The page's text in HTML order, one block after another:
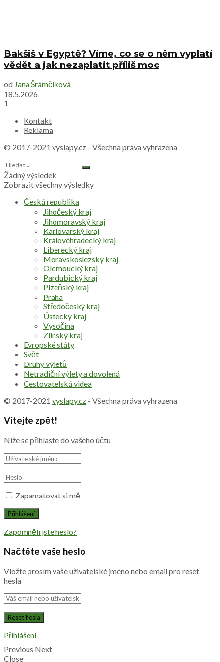
Bakšiš v Egyptě? Víme, co se o něm vyplatí
vědět a jak nezaplatit příliš moc
od Jana Šrámčíková
18.5.2026
1
Kontakt
Reklama
© 2017-2021 vyslapy.cz - Všechna práva vyhrazena
Žádný výsledek
Zobrazit všechny výsledky
Česká republika
Jihočeský kraj
Jihomoravský kraj
Karlovarský kraj
Královéhradecký kraj
Liberecký kraj
Moravskoslezský kraj
Olomoucký kraj
Pardubický kraj
Plzeňský kraj
Praha
Středočeský kraj
Ústecký kraj
Vysočina
Zlínský kraj
Evropské státy
Svět
Druhy výletů
Netradiční výlety a dovolená
Cestovatelská videa
© 2017-2021 vyslapy.cz - Všechna práva vyhrazena
Vítejte zpět!
Níže se přihlaste do vašeho účtu
Zapamatovat si mě
Zapomněli jste heslo?
Načtěte vaše heslo
Vložte prosím vaše uživatelské jméno nebo email pro reset
hesla
Přihlášení
Previous Next
Close